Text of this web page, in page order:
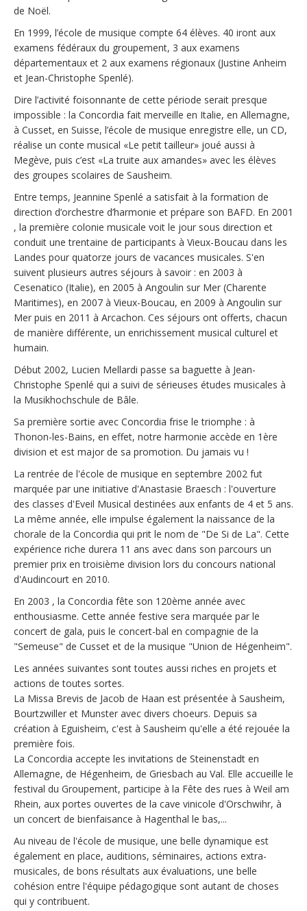
de Noël.
En 1999, l’école de musique compte 64 élèves. 40 iront aux
examens fédéraux du groupement, 3 aux examens
départementaux et 2 aux examens régionaux (Justine Anheim
et Jean-Christophe Spenlé).
Dire l’activité foisonnante de cette période serait presque
impossible : la Concordia fait merveille en Italie, en Allemagne,
à Cusset, en Suisse, l’école de musique enregistre elle, un CD,
réalise un conte musical «Le petit tailleur» joué aussi à
Megève, puis c’est «La truite aux amandes» avec les élèves
des groupes scolaires de Sausheim.
Entre temps, Jeannine Spenlé a satisfait à la formation de
direction d’orchestre d’harmonie et prépare son BAFD. En 2001
, la première colonie musicale voit le jour sous direction et
conduit une trentaine de participants à Vieux-Boucau dans les
Landes pour quatorze jours de vacances musicales. S'en
suivent plusieurs autres séjours à savoir : en 2003 à
Cesenatico (Italie), en 2005 à Angoulin sur Mer (Charente
Maritimes), en 2007 à Vieux-Boucau, en 2009 à Angoulin sur
Mer puis en 2011 à Arcachon. Ces séjours ont offerts, chacun
de manière différente, un enrichissement musical culturel et
humain.
Début 2002, Lucien Mellardi passe sa baguette à Jean-
Christophe Spenlé qui a suivi de sérieuses études musicales à
la Musikhochschule de Bâle.
Sa première sortie avec Concordia frise le triomphe : à
Thonon-les-Bains, en effet, notre harmonie accède en 1ère
division et est major de sa promotion. Du jamais vu !
La rentrée de l'école de musique en septembre 2002 fut
marquée par une initiative d'Anastasie Braesch : l'ouverture
des classes d'Eveil Musical destinées aux enfants de 4 et 5 ans.
La même année, elle impulse également la naissance de la
chorale de la Concordia qui prit le nom de "De Si de La". Cette
expérience riche durera 11 ans avec dans son parcours un
premier prix en troisième division lors du concours national
d'Audincourt en 2010.
En 2003 , la Concordia fête son 120ème année avec
enthousiasme. Cette année festive sera marquée par le
concert de gala, puis le concert-bal en compagnie de la
"Semeuse" de Cusset et de la musique "Union de Hégenheim".
Les années suivantes sont toutes aussi riches en projets et
actions de toutes sortes.
La Missa Brevis de Jacob de Haan est présentée à Sausheim,
Bourtzwiller et Munster avec divers choeurs. Depuis sa
création à Eguisheim, c'est à Sausheim qu'elle a été rejouée la
première fois.
La Concordia accepte les invitations de Steinenstadt en
Allemagne, de Hégenheim, de Griesbach au Val. Elle accueille le
festival du Groupement, participe à la Fête des rues à Weil am
Rhein, aux portes ouvertes de la cave vinicole d'Orschwihr, à
un concert de bienfaisance à Hagenthal le bas,...
Au niveau de l'école de musique, une belle dynamique est
également en place, auditions, séminaires, actions extra-
musicales, de bons résultats aux évaluations, une belle
cohésion entre l'équipe pédagogique sont autant de choses
qui y contribuent.